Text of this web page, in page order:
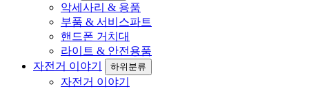
악세사리 & 용품
부품 & 서비스파트
핸드폰 거치대
라이트 & 안전용품
자전거 이야기
하위분류
자전거 이야기